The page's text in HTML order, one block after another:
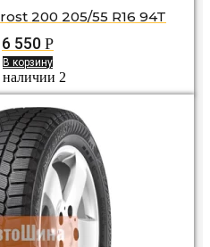
200 205/55 R16 94T
6 550 Р
В корзину
2